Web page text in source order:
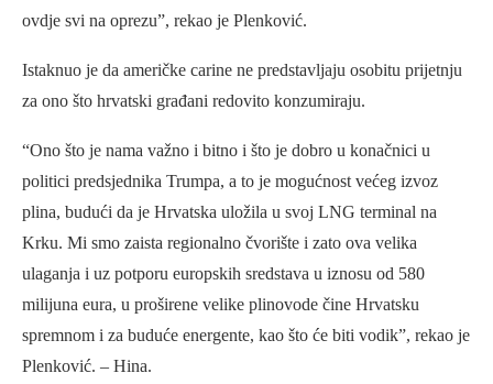
ovdje svi na oprezu”, rekao je Plenković.
Istaknuo je da američke carine ne predstavljaju osobitu prijetnju
za ono što hrvatski građani redovito konzumiraju.
“Ono što je nama važno i bitno i što je dobro u konačnici u
politici predsjednika Trumpa, a to je mogućnost većeg izvoz
plina, budući da je Hrvatska uložila u svoj LNG terminal na
Krku. Mi smo zaista regionalno čvorište i zato ova velika
ulaganja i uz potporu europskih sredstava u iznosu od 580
milijuna eura, u proširene velike plinovode čine Hrvatsku
spremnom i za buduće energente, kao što će biti vodik”, rekao je
Plenković. – Hina.